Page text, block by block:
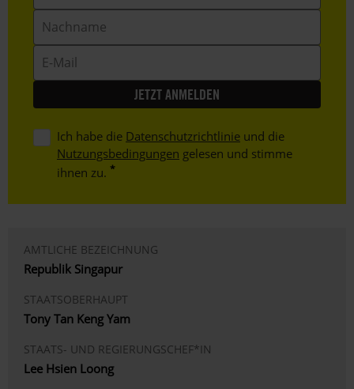
Mail
Ich habe die Datenschutzrichtlinie und die
Nutzungsbedingungen gelesen und stimme
ihnen zu.
AMTLICHE BEZEICHNUNG
Republik Singapur
STAATSOBERHAUPT
Tony Tan Keng Yam
STAATS- UND REGIERUNGSCHEF*IN
Lee Hsien Loong